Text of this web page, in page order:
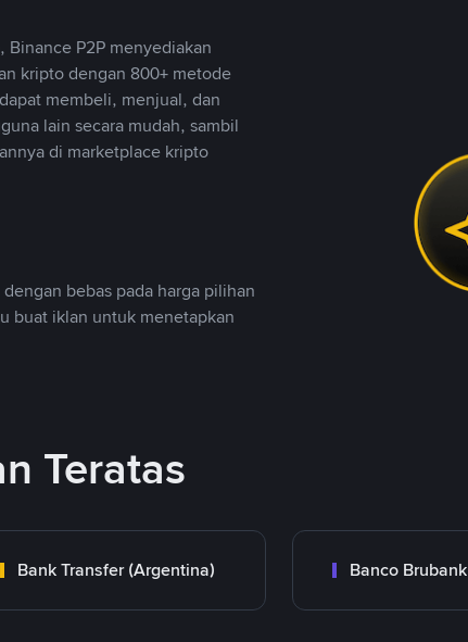
P2P menyediakan
kripto dengan 800+ metode
membeli, menjual, dan
lain secara mudah, sambil
di marketplace kripto
bebas pada harga pilihan
buat iklan untuk menetapkan
Teratas
Bank Transfer (Argentina) Banco Brubank